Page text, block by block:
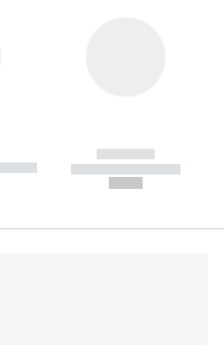
------------
----------- -----------